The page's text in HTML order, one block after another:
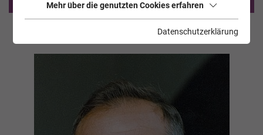
Mehr über die genutzten Cookies erfahren
Datenschutzerklärung